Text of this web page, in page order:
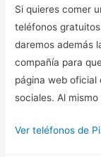
Si quieres comer
teléfonos
daremos además
compañía para
página web oficial
sociales. Al
Ver teléfonos de